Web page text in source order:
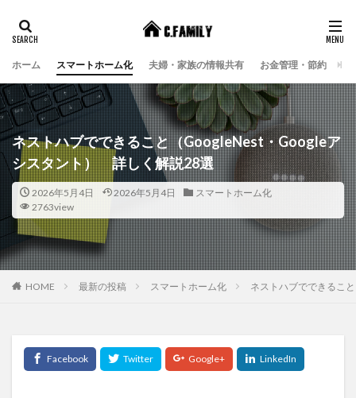
ホーム スマートホーム化 夫婦・家族の情報共有 お金管理・節約
ネストハブでできること（GoogleNest・Googleア
シスタント） 詳しく解説28選
2026年5月4日 2026年5月4日
スマートホーム化
2763view
HOME 最新の投稿 スマートホーム化 ネストハブでできるこ